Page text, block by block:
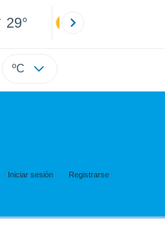
29°
ºC
Iniciar sesión Registrarse